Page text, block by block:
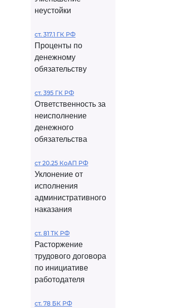
неустойки
ст. 317.1 ГК РФ
Проценты по
денежному
обязательству
ст. 395 ГК РФ
Ответственность за
неисполнение
денежного
обязательства
ст 20.25 КоАП РФ
Уклонение от
исполнения
административного
наказания
ст. 81 ТК РФ
Расторжение
трудового договора
по инициативе
работодателя
ст. 78 БК РФ